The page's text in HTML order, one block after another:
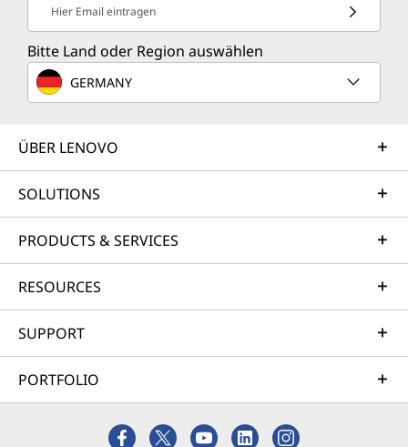
Hier Email eintragen
Bitte Land oder Region auswählen
GERMANY
ÜBER LENOVO
SOLUTIONS
PRODUCTS & SERVICES
RESOURCES
SUPPORT
PORTFOLIO